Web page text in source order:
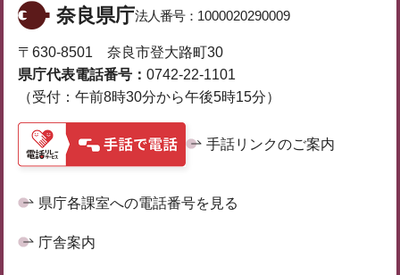
奈良県庁法人番号： 1000020290009
〒630-8501 奈良市登大路町30
県庁代表電話番号： 0742-22-1101
（受付：午前8時30分から午後5時15分）
手話リンクのご案内
県庁各課室への電話番号を見る
庁舎案内